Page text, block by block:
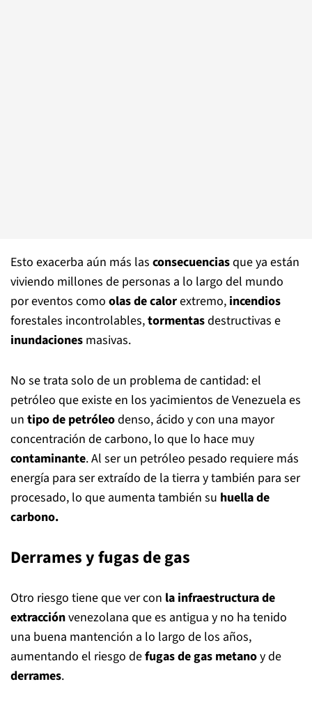
Esto exacerba aún más las consecuenciasque ya están
viviendo millones de personas a lo largo del mundo
por eventos como olas de calorextremo, incendios
forestales incontrolables,tormentasdestructivas e
inundaciones masivas.
No se trata solo de un problema de cantidad: el
petróleo que existe en los yacimientos de Venezuela es
un tipo de petróleodenso, ácido y con una mayor
concentración de carbono, lo que lo hace muy
contaminante. Al ser un petróleo pesado requiere más
energía para ser extraído de la tierra y también para ser
procesado, lo que aumenta también su huella de
carbono.
Derrames y fugas de gas
Otro riesgo tiene que ver con la infraestructura de
extracciónvenezolana que es antigua y no ha tenido
una buena mantención a lo largo de los años,
aumentando el riesgo defugas de gas metanoy de
derrames.